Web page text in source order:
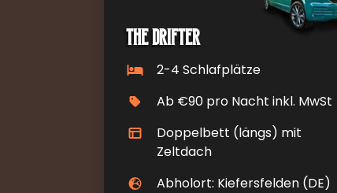
The Drifter
2-4 Schlafplätze
Ab €90 pro Nacht inkl. MwSt
Doppelbett (längs) mit
Zeltdach
Abholort: Kiefersfelden (DE)